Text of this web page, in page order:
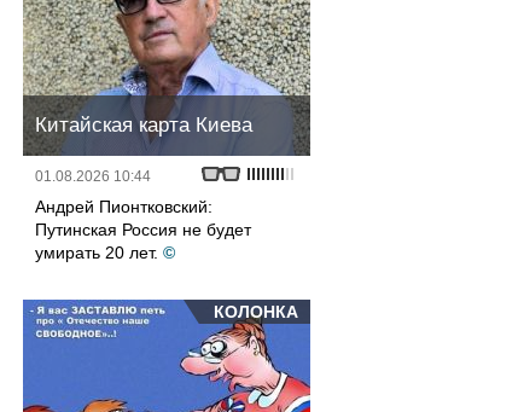
Китайская карта Киева
01.08.2026 10:44
Андрей Пионтковский:
Путинская Россия не будет
умирать 20 лет. ©
КОЛОНКА